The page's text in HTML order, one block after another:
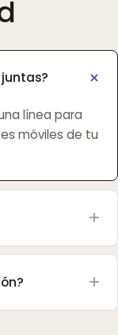
juntas?
línea para
móviles de tu